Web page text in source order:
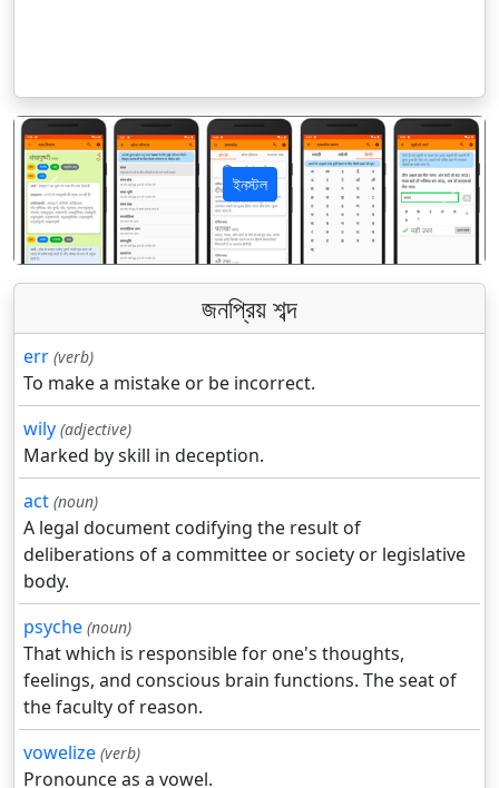
ইনস্টল
पिछला अगला
জনপ্রিয় শব্দ
err (verb)
To make a mistake or be incorrect.
wily (adjective)
Marked by skill in deception.
act (noun)
A legal document codifying the result of
deliberations of a committee or society or legislative
body.
psyche (noun)
That which is responsible for one's thoughts,
feelings, and conscious brain functions. The seat of
the faculty of reason.
vowelize (verb)
Pronounce as a vowel.